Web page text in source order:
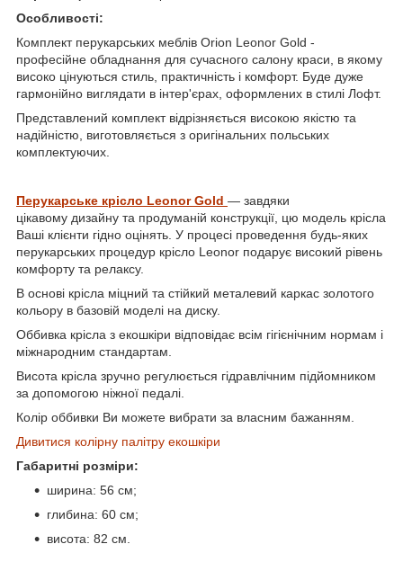
Особливості:
Комплект перукарських меблів Orion Leonor Gold -
професійне обладнання для сучасного салону краси, в якому
високо цінуються стиль, практичність і комфорт. Буде дуже
гармонійно виглядати в інтер'єрах, оформлених в стилі Лофт.
Представлений комплект відрізняється високою якістю та
надійністю, виготовляється з оригінальних польських
комплектуючих.
Перукарське крісло Leonor Gold — завдяки
цікавому дизайну та продуманій конструкції, цю модель крісла
Ваші клієнти гідно оцінять. У процесі проведення будь-яких
перукарських процедур крісло Leonor подарує високий рівень
комфорту та релаксу.
В основі крісла міцний та стійкий металевий каркас золотого
кольору в базовій моделі на диску.
Оббивка крісла з екошкіри відповідає всім гігієнічним нормам і
міжнародним стандартам.
Висота крісла зручно регулюється гідравлічним підйомником
за допомогою ніжної педалі.
Колір оббивки Ви можете вибрати за власним бажанням.
Дивитися колірну палітру екошкіри
Габаритні розміри:
ширина: 56 см;
глибина: 60 см;
висота: 82 см.